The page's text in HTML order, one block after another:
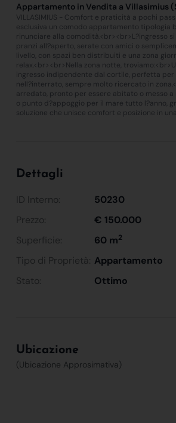
Appartamento in Vendita a Villasimius
VILLASIMIUS - Comfort e praticità a pochi
esclusiva un comodo appartamento tipologia
rinunciare alla comodità.<br><br>L?ingresso
pranzi all?aperto, serate con amici o
livello, con spazi ben distribuiti e una zona
relax.<br><br>Nella zona notte,
ingresso indipendente dal cortile, perfetta
nell?interrato, sempre molto ricercato in
arredato, pronto per essere abitato o messo
o punto d?appoggio per il mare tutto l?anno,
soluzione che unisce comfort e posizione in
Dettagli
ID Interno: 50230
Prezzo:
€ 150.000
Superficie:
60 m2
Tipo di Proprietà: Appartamento
Stato:
Ottimo
Ubicazione
(Ubicazione Approsimativa)